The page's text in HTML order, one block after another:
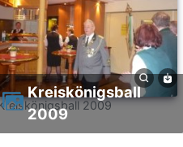
2009
Kreiskönigsball
2009